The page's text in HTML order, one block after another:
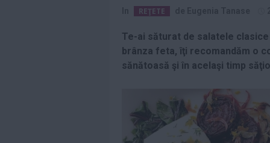
Saveta Bogdan,
indignată de
prețurile uriașe de
„Eu contez”,
debutul în
lungmetraj al
Alinei Şerban, va...
Citeste mai mult»
REŢETE
Te-ai săturat de salatele
brânza feta, îţi recomandăm o
sănătoasă şi în acelaşi timp